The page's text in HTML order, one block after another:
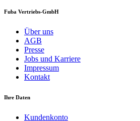
Fuba Vertriebs-GmbH
Über uns
AGB
Presse
Jobs und Karriere
Impressum
Kontakt
Ihre Daten
Kundenkonto